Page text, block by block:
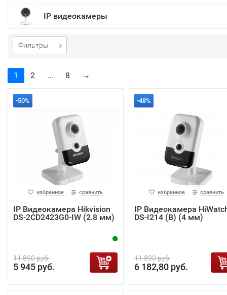
IP видеокамеры
Фильтры
1 2 ... 8 →
-50%
избранное сравнить
IP Видеокамера Hikvision
DS-2CD2423G0-IW (2.8 мм)
11 890 руб.
5 945 руб.
-48%
избранное сравнить
IP Видеокамера
DS-I214 (B) (4 мм)
11 890 руб.
6 182,80 руб.